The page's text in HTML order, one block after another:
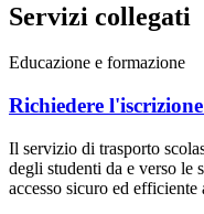
Servizi collegati
Educazione e formazione
Richiedere
Il servizio di trasporto
degli studenti da e verso le
accesso sicuro ed efficiente